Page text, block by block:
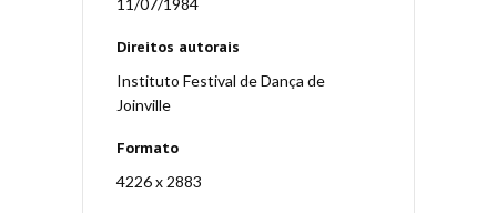
11/07/1984
Direitos autorais
Instituto Festival de Dança de
Joinville
Formato
4226 x 2883